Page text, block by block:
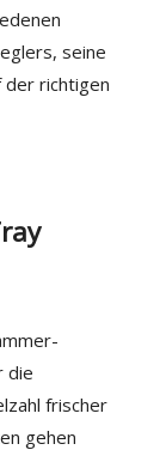
seine
der richtigen
die
frischer
gehen